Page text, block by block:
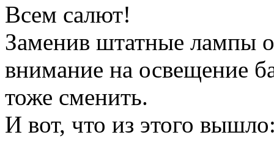
Всем салют!
Заменив штатные лампы
внимание на освещение
тоже сменить.
И вот, что из этого